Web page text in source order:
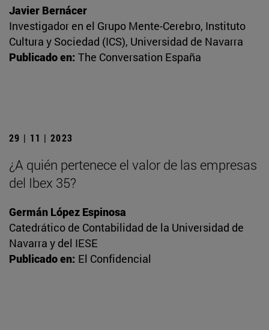
Javier Bernácer
Investigador en el Grupo Mente-Cerebro, Instituto
Cultura y Sociedad (ICS), Universidad de Navarra
Publicado en: The Conversation España
29 | 11 | 2023
¿A quién pertenece el valor de las empresas
del Ibex 35?
Germán López Espinosa
Catedrático de Contabilidad de la Universidad de
Navarra y del IESE
Publicado en: El Confidencial